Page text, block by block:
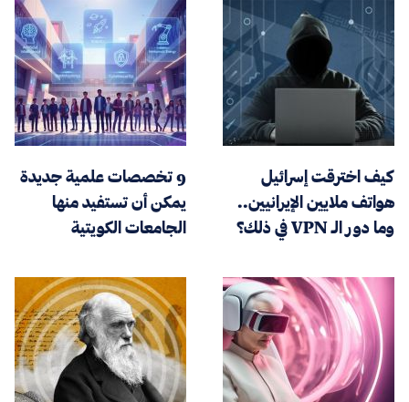
كيف اخترقت إسرائيل
هواتف ملايين الإيرانيين..
وما دور الـ VPN في ذلك؟
9 تخصصات علمية جديدة
يمكن أن تستفيد منها
الجامعات الكويتية